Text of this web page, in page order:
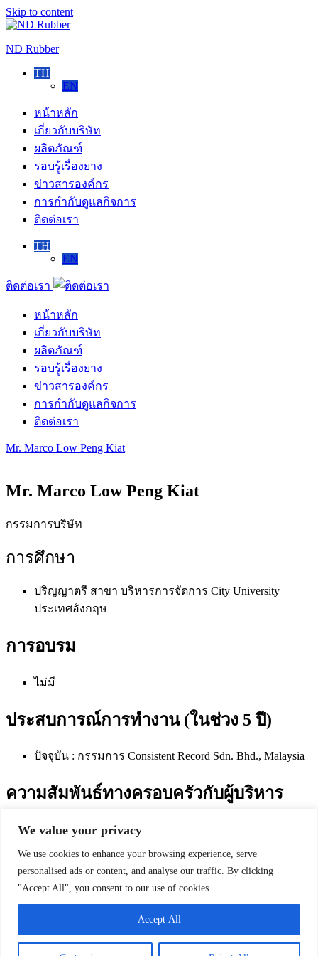
We value your privacy
We use cookies to enhance your browsing experience, serve
personalised ads or content, and analyse our traffic. By clicking
"Accept All", you consent to our use of cookies.
Accept All
Skip to content
ND Rubber
TH
EN
หน้าหลัก
เกี่ยวกับบริษัท
ผลิตภัณฑ์
รอบรู้เรื่องยาง
ข่าวสารองค์กร
การกำกับดูแลกิจการ
ติดต่อเรา
TH
EN
ติดต่อเรา
หน้าหลัก
เกี่ยวกับบริษัท
ผลิตภัณฑ์
รอบรู้เรื่องยาง
ข่าวสารองค์กร
การกำกับดูแลกิจการ
ติดต่อเรา
Mr. Marco Low Peng Kiat
Mr. Marco Low Peng Kiat
กรรมการบริษัท
การศึกษา
ปริญญาตรี สาขา บริหารการจัดการ City University
ประเทศอังกฤษ
การอบรม
ไม่มี
ประสบการณ์การทำงาน (ในช่วง 5 ปี)
ปัจจุบัน : กรรมการ Consistent Record Sdn. Bhd., Malaysia
ความสัมพันธ์ทางครอบครัวกับผู้บริหาร
ไม่มี
การถือหุ้น ใน NDR
ไม่มี (ณ วันที่ 12 มีนาคม 2564)